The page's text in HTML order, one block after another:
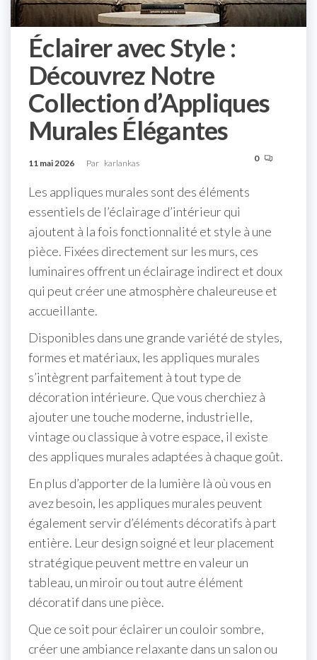
Éclairer avec Style :
Découvrez Notre
Collection d’Appliques
Murales Élégantes
11 mai 2026 Par karlankas 0
Les appliques murales sont des éléments
essentiels de l’éclairage d’intérieur qui
ajoutent à la fois fonctionnalité et style à une
pièce. Fixées directement sur les murs, ces
luminaires offrent un éclairage indirect et doux
qui peut créer une atmosphère chaleureuse et
accueillante.
Disponibles dans une grande variété de styles,
formes et matériaux, les appliques murales
s’intègrent parfaitement à tout type de
décoration intérieure. Que vous cherchiez à
ajouter une touche moderne, industrielle,
vintage ou classique à votre espace, il existe
des appliques murales adaptées à chaque goût.
En plus d’apporter de la lumière là où vous en
avez besoin, les appliques murales peuvent
également servir d’éléments décoratifs à part
entière. Leur design soigné et leur placement
stratégique peuvent mettre en valeur un
tableau, un miroir ou tout autre élément
décoratif dans une pièce.
Que ce soit pour éclairer un couloir sombre,
créer une ambiance relaxante dans un salon ou